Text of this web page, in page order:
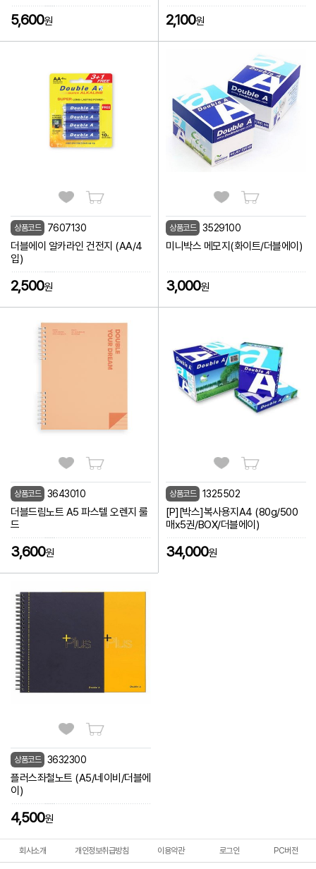
5,600원 2,100원
상품코드 7607130
더블에이 알카라인 건전지 (AA/4
입)
2,500원
상품코드 3529100
미니박스 메모지(화이트/더블에이)
3,000원
상품코드 3643010
더블드림노트 A5 파스텔 오렌지 룰
드
3,600원
상품코드 1325502
[P][박스]복사용지A4 (80g/500
매x5권/BOX/더블에이)
34,000원
상품코드 3632300
플러스좌철노트 (A5/네이비/더블에
이)
4,500원
회사소개 개인정보취급방침 이용약관 로그인 PC버전